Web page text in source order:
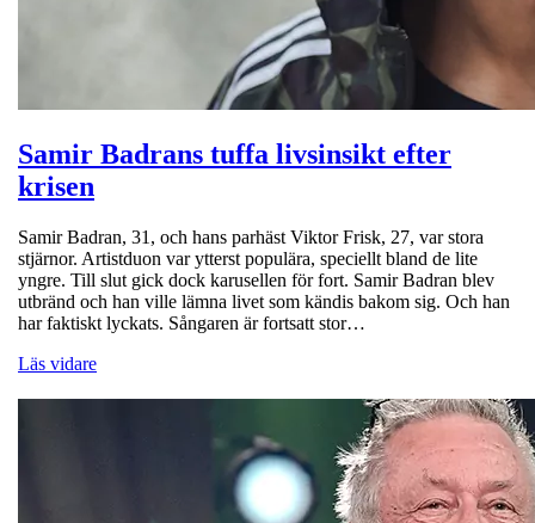
Samir Badrans tuffa livsinsikt efter
krisen
Samir Badran, 31, och hans parhäst Viktor Frisk, 27, var stora
stjärnor. Artistduon var ytterst populära, speciellt bland de lite
yngre. Till slut gick dock karusellen för fort. Samir Badran blev
utbränd och han ville lämna livet som kändis bakom sig. Och han
har faktiskt lyckats. Sångaren är fortsatt stor…
Läs vidare